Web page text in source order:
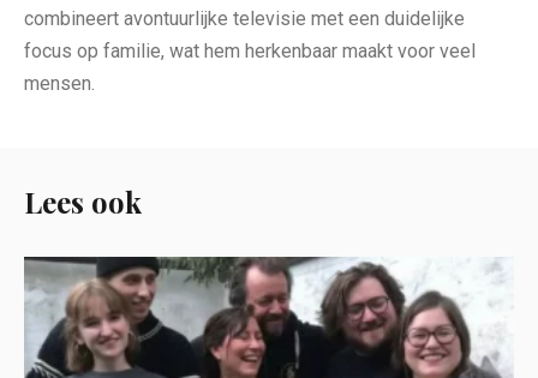
combineert avontuurlijke televisie met een duidelijke
focus op familie, wat hem herkenbaar maakt voor veel
mensen.
Lees ook